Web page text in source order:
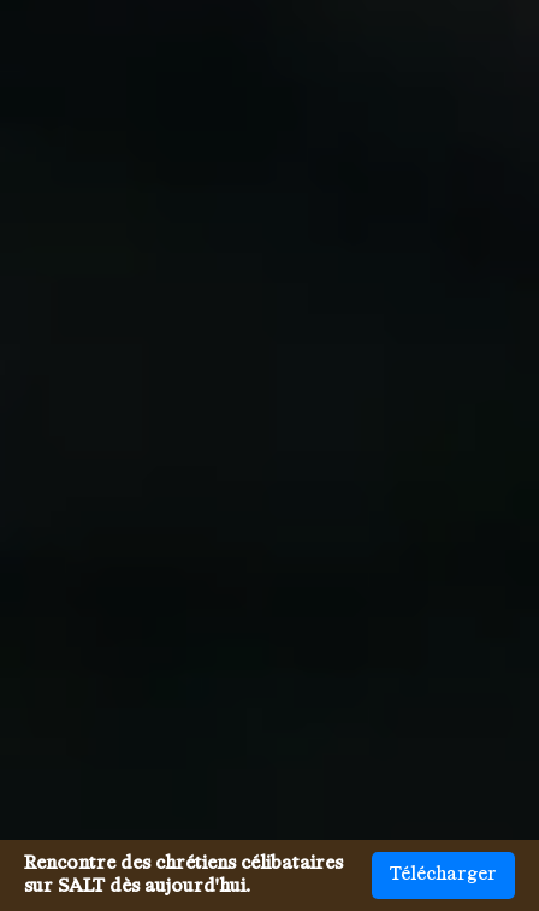
Rencontre des chrétiens célibataires
sur SALT dès aujourd'hui.
Télécharger